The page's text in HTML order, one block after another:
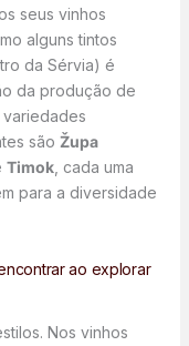
seus vinhos
alguns tintos
da Sérvia) é
da produção de
são Župa
Timok, cada uma
para a diversidade
ao explorar
Nos vinhos